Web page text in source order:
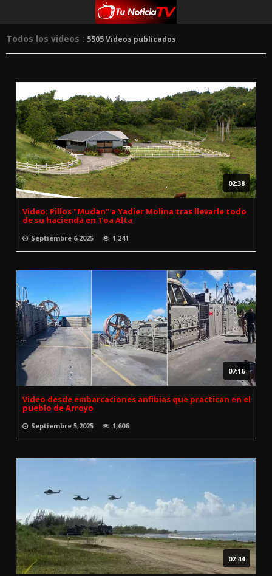
Todos los videos : 5505 Videos publicados
02:38
Video: Pillos "Mudan" a Yadier Molina tras llevarle todo
de su hacienda en Toa Alta
Septiembre 6,2025 1,241
07:16
Video desde embarcaciones anfibias que practican en el
pueblo de Arroyo
Septiembre 5,2025 1,606
02:44